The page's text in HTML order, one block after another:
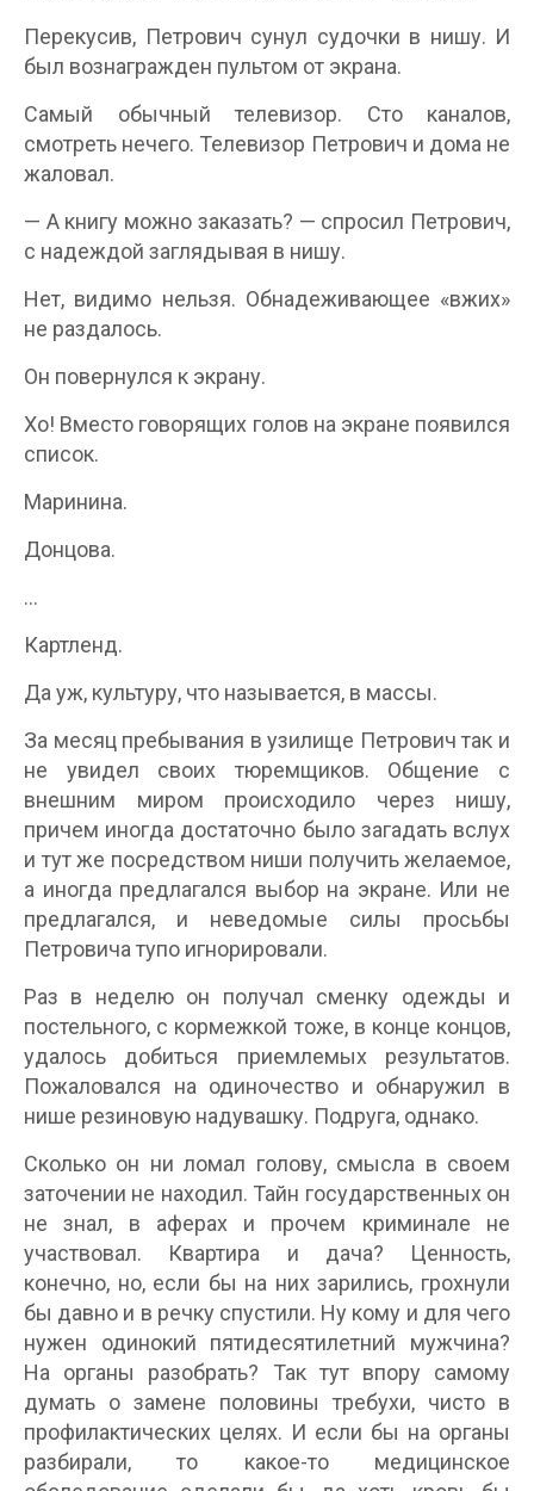
Перекусив, Петрович сунул судочки в нишу. И
был вознагражден пультом от экрана.
Самый обычный телевизор. Сто каналов,
смотреть нечего. Телевизор Петрович и дома не
жаловал.
— А книгу можно заказать? — спросил Петрович,
с надеждой заглядывая в нишу.
Нет, видимо нельзя. Обнадеживающее «вжих»
не раздалось.
Он повернулся к экрану.
Хо! Вместо говорящих голов на экране появился
список.
Маринина.
Донцова.
…
Картленд.
Да уж, культуру, что называется, в массы.
За месяц пребывания в узилище Петрович так и
не увидел своих тюремщиков. Общение с
внешним миром происходило через нишу,
причем иногда достаточно было загадать вслух
и тут же посредством ниши получить желаемое,
а иногда предлагался выбор на экране. Или не
предлагался, и неведомые силы просьбы
Петровича тупо игнорировали.
Раз в неделю он получал сменку одежды и
постельного, с кормежкой тоже, в конце концов,
удалось добиться приемлемых результатов.
Пожаловался на одиночество и обнаружил в
нише резиновую надувашку. Подруга, однако.
Сколько он ни ломал голову, смысла в своем
заточении не находил. Тайн государственных он
не знал, в аферах и прочем криминале не
участвовал. Квартира и дача? Ценность,
конечно, но, если бы на них зарились, грохнули
бы давно и в речку спустили. Ну кому и для чего
нужен одинокий пятидесятилетний мужчина?
На органы разобрать? Так тут впору самому
думать о замене половины требухи, чисто в
профилактических целях. И если бы на органы
разбирали, то какое-то медицинское